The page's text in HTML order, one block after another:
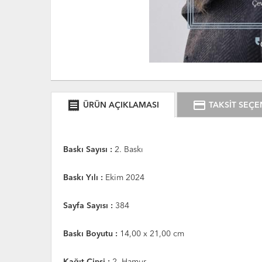
receipt ÜRÜN AÇIKLAMASI credit_card TAKSİT
Baskı Sayısı : 2. Baskı
Baskı Yılı : Ekim 2024
Sayfa Sayısı : 384
Baskı Boyutu : 14,00 x 21,00 cm